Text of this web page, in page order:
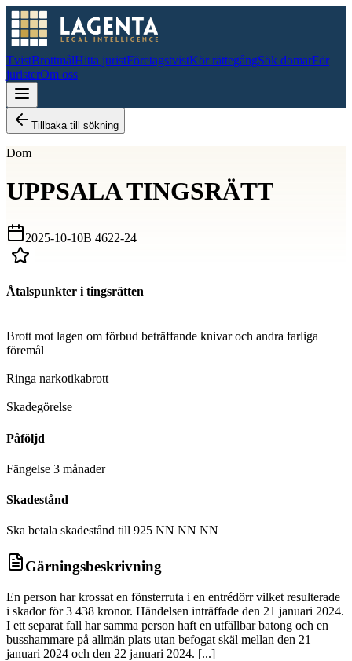
TvistBrottmålHitta juristFöretagstvistKör rättegångSök domarFör
juristerOm oss
Tillbaka till sökning
Dom
UPPSALA TINGSRÄTT
2025-10-10B 4622-24
Åtalspunkter i tingsrätten
Brott mot lagen om förbud beträffande knivar och andra farliga
föremål
Ringa narkotikabrott
Skadegörelse
Påföljd
Fängelse 3 månader
Skadestånd
Ska betala skadestånd till 925 NN NN NN
Gärningsbeskrivning
En person har krossat en fönsterruta i en entrédörr vilket resulterade
i skador för 3 438 kronor. Händelsen inträffade den 21 januari 2024.
I ett separat fall har samma person haft en utfällbar batong och en
busshammare på allmän plats utan befogat skäl mellan den 21
januari 2024 och den 22 januari 2024. [...]